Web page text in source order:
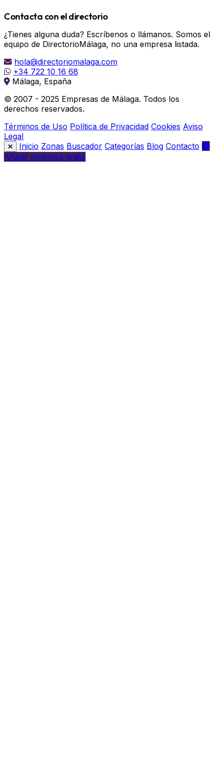
Contacta con el directorio
¿Tienes alguna duda? Escríbenos o llámanos. Somos el
equipo de DirectorioMálaga, no una empresa listada.
hola@directoriomalaga.com
+34 722 10 16 68
Málaga, España
© 2007 - 2025 Empresas de Málaga. Todos los
derechos reservados.
Términos de Uso Política de Privacidad Cookies Aviso
Legal
Inicio Zonas Buscador Categorías Blog Contacto
Añadir empresa gratis